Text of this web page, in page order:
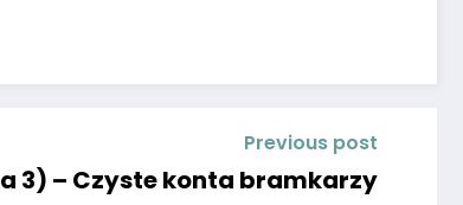
Previous post
3) – Czyste konta bramkarzy